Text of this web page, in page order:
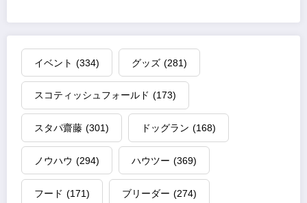
イベント (334) グッズ (281)
スコティッシュフォールド (173)
スタパ齋藤 (301) ドッグラン (168)
ノウハウ (294) ハウツー (369)
フード (171) ブリーダー (274)